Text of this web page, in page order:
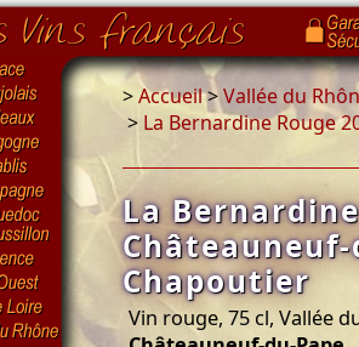
>Accueil>Vallée du
> La Bernardine Rouge
La
Châteauneuf-
Chapoutier
Vin rouge, 75 cl, Vallée